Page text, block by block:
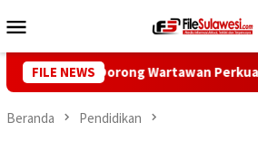
ke
Mobile
FILE NEWS
Pers Dorong Wartawan Perkuat
Beranda Pendidikan